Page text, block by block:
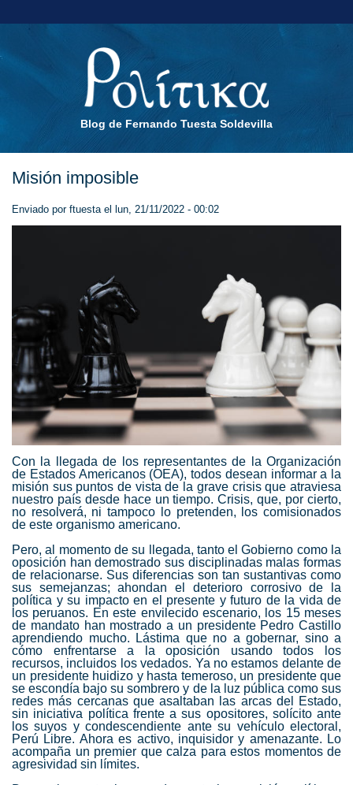
Blog de Fernando Tuesta Soldevilla
Misión imposible
Enviado por ftuestael lun, 21/11/2022 - 00:02
Con la llegada de los representantes de la Organización
de Estados Americanos (OEA), todos desean informar a la
misión sus puntos de vista de la grave crisis que atraviesa
nuestro país desde hace un tiempo. Crisis, que, por cierto,
no resolverá, ni tampoco lo pretenden, los comisionados
de este organismo americano.
Pero, al momento de su llegada, tanto el Gobierno como la
oposición han demostrado sus disciplinadas malas formas
de relacionarse. Sus diferencias son tan sustantivas como
sus semejanzas; ahondan el deterioro corrosivo de la
política y su impacto en el presente y futuro de la vida de
los peruanos. En este envilecido escenario, los 15 meses
de mandato han mostrado a un presidente Pedro Castillo
aprendiendo mucho. Lástima que no a gobernar, sino a
cómo enfrentarse a la oposición usando todos los
recursos, incluidos los vedados. Ya no estamos delante de
un presidente huidizo y hasta temeroso, un presidente que
se escondía bajo su sombrero y de la luz pública como sus
redes más cercanas que asaltaban las arcas del Estado,
sin iniciativa política frente a sus opositores, solícito ante
los suyos y condescendiente ante su vehículo electoral,
Perú Libre. Ahora es activo, inquisidor y amenazante. Lo
acompaña un premier que calza para estos momentos de
agresividad sin límites.